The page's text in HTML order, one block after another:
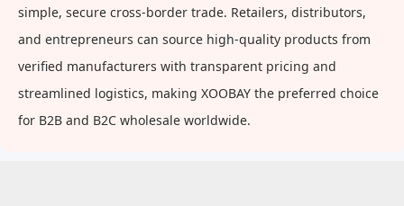
simple, secure cross-border trade. Retailers, distributors,
and entrepreneurs can source high-quality products from
verified manufacturers with transparent pricing and
streamlined logistics, making XOOBAY the preferred choice
for B2B and B2C wholesale worldwide.